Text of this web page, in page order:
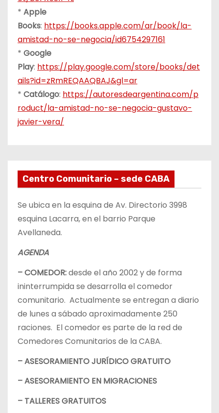
* Apple
Books: https://books.apple.com/ar/book/la-
amistad-no-se-negocia/id6754297161
* Google
Play: https://play.google.com/store/books/det
ails?id=zRmREQAAQBAJ&gl=ar
* Catálogo: https://autoresdeargentina.com/p
roduct/la-amistad-no-se-negocia-gustavo-
javier-vera/
Centro Comunitario – sede CABA
Se ubica en la esquina de Av. Directorio 3998
esquina Lacarra, en el barrio Parque
Avellaneda.
AGENDA
– COMEDOR:desde el año 2002 y de forma
ininterrumpida se desarrolla el comedor
comunitario. Actualmente se entregan a diario
de lunes a sábado aproximadamente 250
raciones. El comedor es parte de la red de
Comedores Comunitarios de la CABA.
– ASESORAMIENTO JURÍDICO GRATUITO
– ASESORAMIENTO EN MIGRACIONES
– TALLERES GRATUITOS